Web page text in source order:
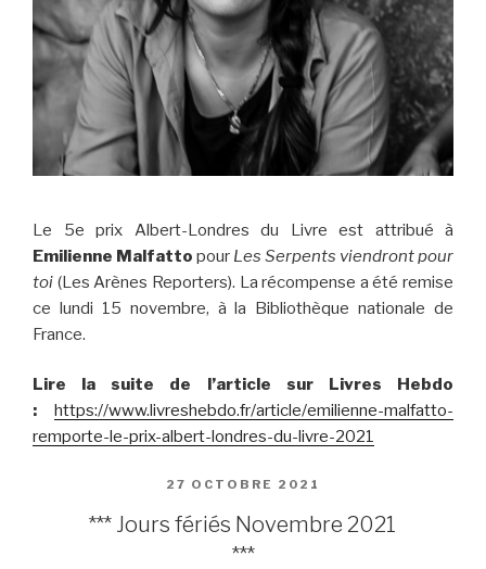
Le 5e prix Albert-Londres du Livre est attribué à
Emilienne Malfatto pour Les Serpents viendront pour
toi (Les Arènes Reporters). La récompense a été remise
ce lundi 15 novembre, à la Bibliothèque nationale de
France.
Lire la suite de l’article sur Livres Hebdo
:
https://www.livreshebdo.fr/article/emilienne-malfatto-
remporte-le-prix-albert-londres-du-livre-2021
PUBLIÉ
27 OCTOBRE 2021
*** Jours fériés Novembre 2021
***